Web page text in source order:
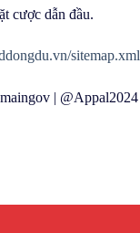
cược dẫn đầu.
sitemap.xml
|